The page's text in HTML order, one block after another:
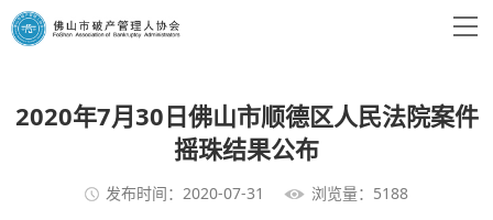
2020年7月30日佛山市顺德区人民法院案件
摇珠结果公布
发布时间：2020-07-31 浏览量：5188